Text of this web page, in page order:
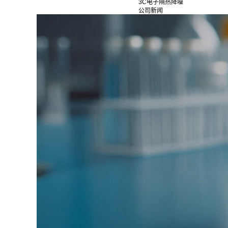
3C电子隔热降噪
公司新闻